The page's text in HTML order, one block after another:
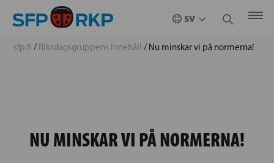
sfp.fi / Riksdagsgruppens Innehåll / Nu minskar vi på normerna!
NU MINSKAR VI PÅ NORMERNA!